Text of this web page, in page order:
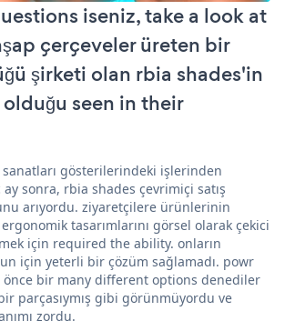
iseniz, take a look at
çerçeveler üreten bir
şirketi olan rbia shades'in
seen in their
gösterilerindeki işlerinden
sonra, rbia shades çevrimiçi satış
arıyordu. ziyaretçilere ürünlerinin
tasarımlarını görsel olarak çekici
için required the ability. onların
için yeterli bir çözüm sağlamadı. powr
önce bir many different options denediler
parçasıymış gibi görünmüyordu ve
zordu.